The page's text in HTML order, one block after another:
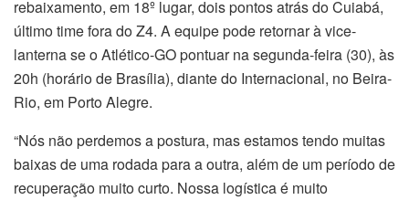
rebaixamento, em 18º lugar, dois pontos atrás do Cuiabá,
último time fora do Z4. A equipe pode retornar à vice-
lanterna se o Atlético-GO pontuar na segunda-feira (30), às
20h (horário de Brasília), diante do Internacional, no Beira-
Rio, em Porto Alegre.
“Nós não perdemos a postura, mas estamos tendo muitas
baixas de uma rodada para a outra, além de um período de
recuperação muito curto. Nossa logística é muito